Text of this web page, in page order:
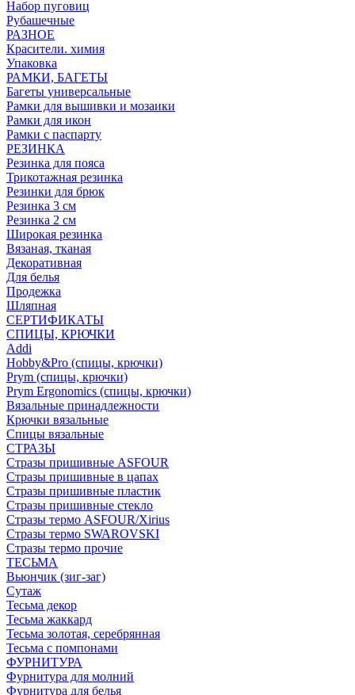
Набор пуговиц
Рубашечные
РАЗНОЕ
Красители. химия
Упаковка
РАМКИ, БАГЕТЫ
Багеты универсальные
Рамки для вышивки и мозаики
Рамки для икон
Рамки с паспарту
РЕЗИНКА
Резинка для пояса
Трикотажная резинка
Резинки для брюк
Резинка 3 см
Резинка 2 см
Широкая резинка
Вязаная, тканая
Декоративная
Для белья
Продежка
Шляпная
СЕРТИФИКАТЫ
СПИЦЫ, КРЮЧКИ
Addi
Hobby&Pro (спицы, крючки)
Prym (спицы, крючки)
Prym Ergonomics (спицы, крючки)
Вязальные принадлежности
Крючки вязальные
Спицы вязальные
СТРАЗЫ
Стразы пришивные ASFOUR
Стразы пришивные в цапах
Стразы пришивные пластик
Стразы пришивные стекло
Стразы термо ASFOUR/Xirius
Стразы термо SWAROVSKI
Стразы термо прочие
ТЕСЬМА
Вьюнчик (зиг-заг)
Сутаж
Тесьма декор
Тесьма жаккард
Тесьма золотая, серебрянная
Тесьма с помпонами
ФУРНИТУРА
Фурнитура для молний
Фурнитура для белья